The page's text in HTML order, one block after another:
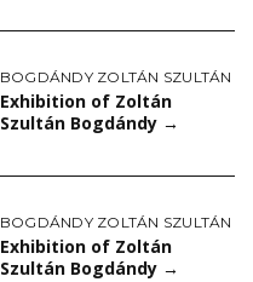
BOGDÁNDY ZOLTÁN SZULTÁN
Exhibition of Zoltán
Szultán Bogdándy →
BOGDÁNDY ZOLTÁN SZULTÁN
Exhibition of Zoltán
Szultán Bogdándy →